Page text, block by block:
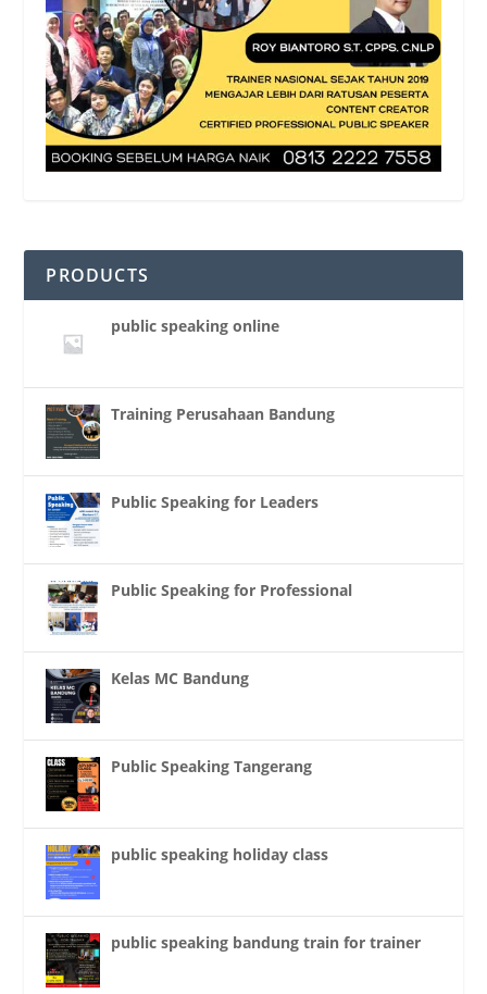
PRODUCTS
public speaking online
Training Perusahaan Bandung
Public Speaking for Leaders
Public Speaking for Professional
Kelas MC Bandung
Public Speaking Tangerang
public speaking holiday class
public speaking bandung train for trainer